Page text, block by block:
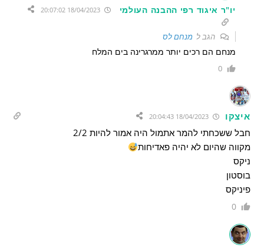
יו"ר איגוד רפי ההבנה העולמי 18/04/2023 20:07:02
הגב למנחם לס
מנחם הם רכים יותר ממרגרינה בים המלח
0
איצקו
חבל ששכחתי להמר אתמול היה אמור להיות 2/2
מקווה שהיום לא יהיה פאדיחות
ניקס
בוסטון
פיניקס
0